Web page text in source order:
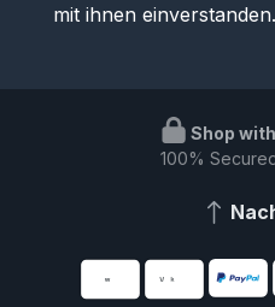
mit ihnen einverstanden.
Shop
100%